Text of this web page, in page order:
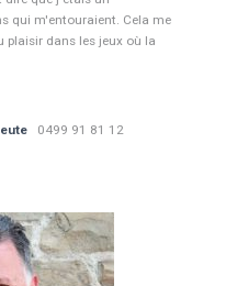
qui m'entouraient. Cela me
plaisir dans les jeux où la
0499 91 81 12